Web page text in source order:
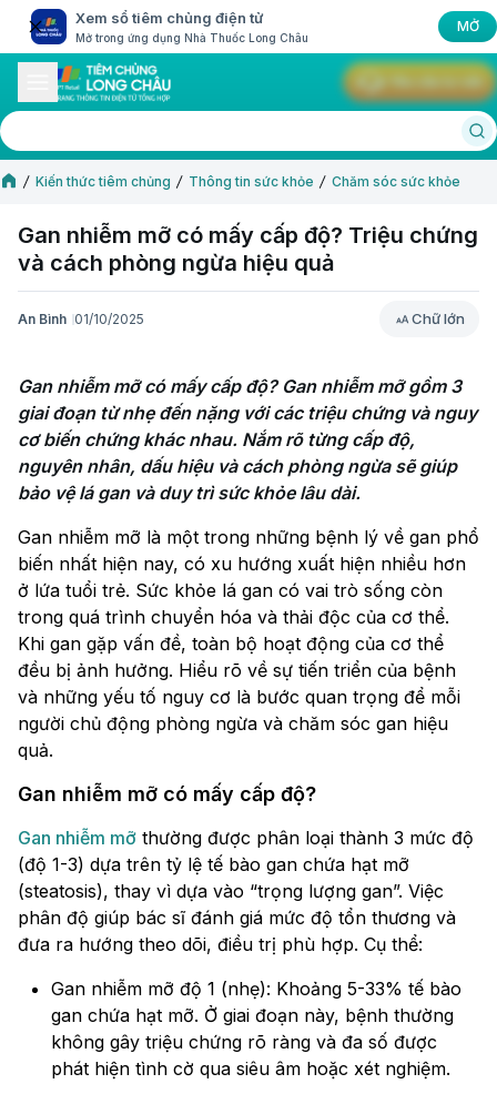
Xem sổ tiêm chủng điện tử
Mở trong ứng dụng Nhà Thuốc Long Châu
MỞ
Kiến thức tiêm chủng Thông tin sức khỏe Chăm sóc sức khỏe
Gan nhiễm mỡ có mấy cấp độ? Triệu chứng
và cách phòng ngừa hiệu quả
An Bình 01/10/2025 Chữ lớn
Chữ lớn
Gan nhiễm mỡ có mấy cấp độ? Gan nhiễm mỡ gồm 3
giai đoạn từ nhẹ đến nặng với các triệu chứng và nguy
cơ biến chứng khác nhau. Nắm rõ từng cấp độ,
nguyên nhân, dấu hiệu và cách phòng ngừa sẽ giúp
bảo vệ lá gan và duy trì sức khỏe lâu dài.
Gan nhiễm mỡ là một trong những bệnh lý về gan phổ
biến nhất hiện nay, có xu hướng xuất hiện nhiều hơn
ở lứa tuổi trẻ. Sức khỏe lá gan có vai trò sống còn
trong quá trình chuyển hóa và thải độc của cơ thể.
Khi gan gặp vấn đề, toàn bộ hoạt động của cơ thể
đều bị ảnh hưởng. Hiểu rõ về sự tiến triển của bệnh
và những yếu tố nguy cơ là bước quan trọng để mỗi
người chủ động phòng ngừa và chăm sóc gan hiệu
quả.
Gan nhiễm mỡ có mấy cấp độ?
Gan nhiễm mỡ thường được phân loại thành 3 mức độ
(độ 1-3) dựa trên tỷ lệ tế bào gan chứa hạt mỡ
(steatosis), thay vì dựa vào “trọng lượng gan”. Việc
phân độ giúp bác sĩ đánh giá mức độ tổn thương và
đưa ra hướng theo dõi, điều trị phù hợp. Cụ thể:
Gan nhiễm mỡ độ 1 (nhẹ): Khoảng 5-33% tế bào
gan chứa hạt mỡ. Ở giai đoạn này, bệnh thường
không gây triệu chứng rõ ràng và đa số được
phát hiện tình cờ qua siêu âm hoặc xét nghiệm.